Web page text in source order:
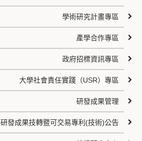
學術研究計畫專區
產學合作專區
政府招標資訊專區
大學社會責任實踐（USR）專區
研發成果管理
研發成果技轉暨可交易專利(技術)公告